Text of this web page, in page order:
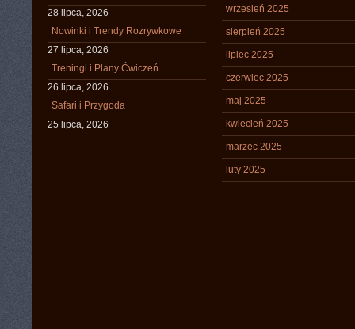
28 lipca, 2026
Nowinki i Trendy Rozrywkowe
27 lipca, 2026
Treningi i Plany Ćwiczeń
26 lipca, 2026
Safari i Przygoda
25 lipca, 2026
wrzesień 2025
sierpień 2025
lipiec 2025
czerwiec 2025
maj 2025
kwiecień 2025
marzec 2025
luty 2025